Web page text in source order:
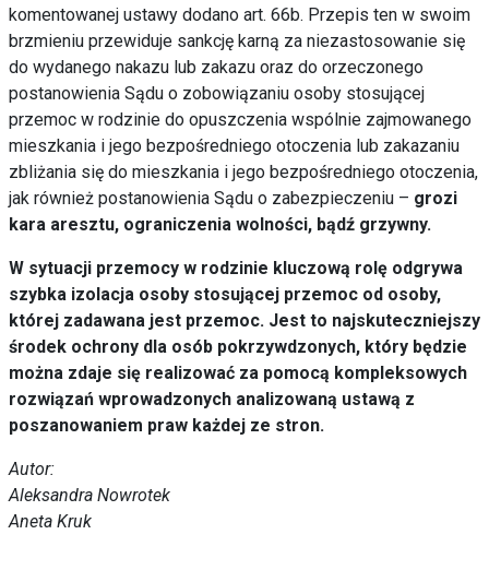
komentowanej ustawy dodano art. 66b. Przepis ten w swoim
brzmieniu przewiduje sankcję karną za niezastosowanie się
do wydanego nakazu lub zakazu oraz do orzeczonego
postanowienia Sądu o zobowiązaniu osoby stosującej
przemoc w rodzinie do opuszczenia wspólnie zajmowanego
mieszkania i jego bezpośredniego otoczenia lub zakazaniu
zbliżania się do mieszkania i jego bezpośredniego otoczenia,
jak również postanowienia Sądu o zabezpieczeniu – grozi
kara aresztu, ograniczenia wolności, bądź grzywny.
W sytuacji przemocy w rodzinie kluczową rolę odgrywa
szybka izolacja osoby stosującej przemoc od osoby,
której zadawana jest przemoc. Jest to najskuteczniejszy
środek ochrony dla osób pokrzywdzonych, który będzie
można zdaje się realizować za pomocą kompleksowych
rozwiązań wprowadzonych analizowaną ustawą z
poszanowaniem praw każdej ze stron.
Autor:
Aleksandra Nowrotek
Aneta Kruk